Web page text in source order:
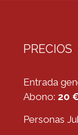
PRECIOS
Entrada
Abono: 20
Personas